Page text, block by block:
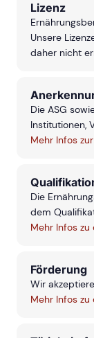
Lizenz
Unsere
daher nicht
Die ASG
Institutionen,
Mehr Infos
Die
dem
Mehr Infos
Förderung
Wir
Mehr Infos